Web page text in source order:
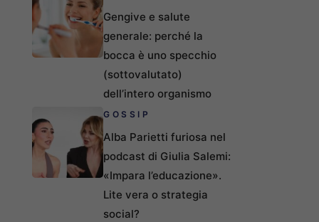
Gengive e salute
generale: perché la
bocca è uno specchio
(sottovalutato)
dell’intero organismo
GOSSIP
Alba Parietti furiosa nel
podcast di Giulia Salemi:
«Impara l’educazione».
Lite vera o strategia
social?